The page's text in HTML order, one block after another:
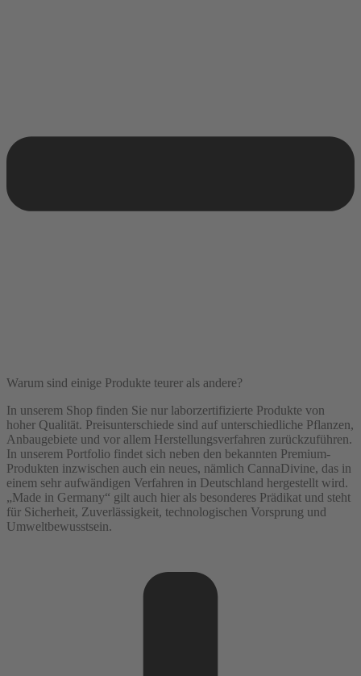
Warum sind einige Produkte teurer als andere?
In unserem Shop finden Sie nur laborzertifizierte Produkte von
hoher Qualität. Preisunterschiede sind auf unterschiedliche Pflanzen,
Anbaugebiete und vor allem Herstellungsverfahren zurückzuführen.
In unserem Portfolio findet sich neben den bekannten Premium-
Produkten inzwischen auch ein neues, nämlich CannaDivine, das in
einem sehr aufwändigen Verfahren in Deutschland hergestellt wird.
„Made in Germany“ gilt auch hier als besonderes Prädikat und steht
für Sicherheit, Zuverlässigkeit, technologischen Vorsprung und
Umweltbewusstsein.